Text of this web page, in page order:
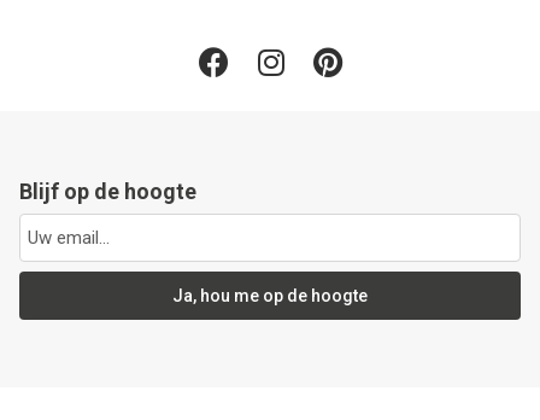
Blijf op de hoogte
Ja, hou me op de hoogte